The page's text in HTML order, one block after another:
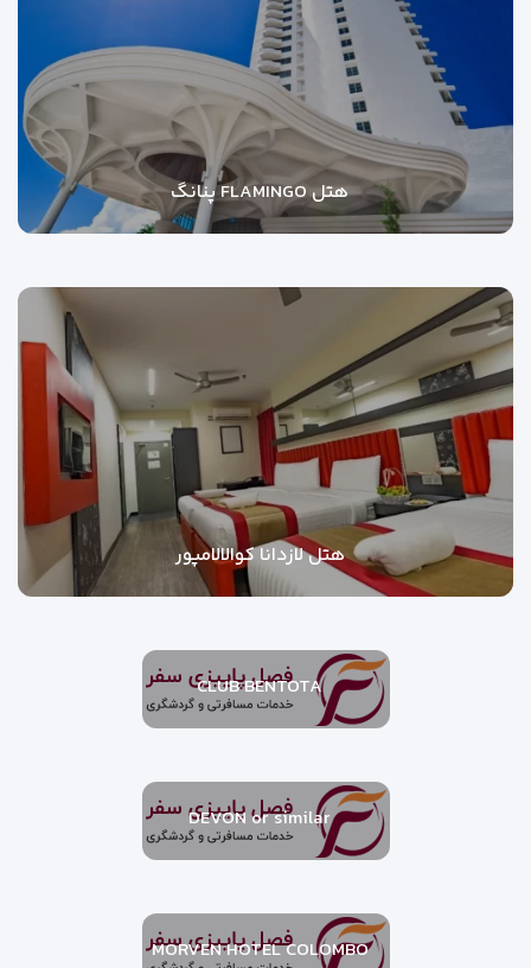
هتل FLAMINGO پنانگ
هتل لازدانا کوالالامپور
CLUB BENTOTA
DEVON or similar
MORVEN HOTEL COLOMBO